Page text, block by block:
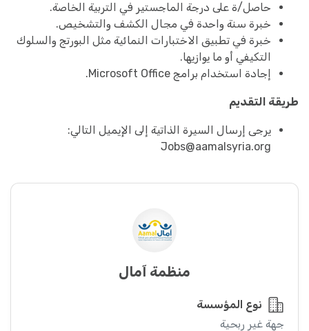
حاصل/ة على درجة الماجستير في التربية الخاصة.
خبرة سنة واحدة في مجال الكشف والتشخيص.
خبرة في تطبيق الاختبارات النمائية مثل البورتج والسلوك
التكيفي أو ما يوازيها.
إجادة استخدام برامج Microsoft Office.
طريقة التقديم
يرجى إرسال السيرة الذاتية إلى الإيميل التالي:
Jobs@aamalsyria.org
منظمة آمال
نوع المؤسسة
جهة غير ربحية